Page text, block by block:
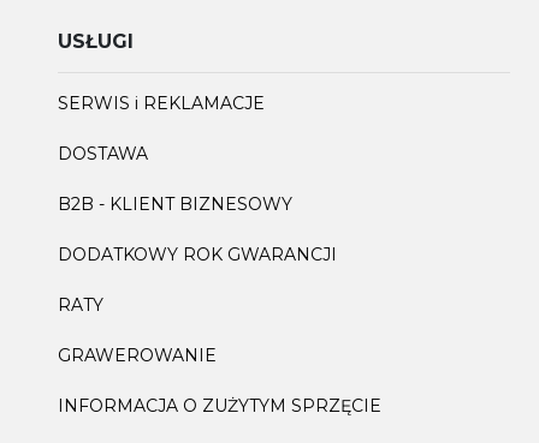
USŁUGI
SERWIS i REKLAMACJE
DOSTAWA
B2B - KLIENT BIZNESOWY
DODATKOWY ROK GWARANCJI
RATY
GRAWEROWANIE
INFORMACJA O ZUŻYTYM SPRZĘCIE